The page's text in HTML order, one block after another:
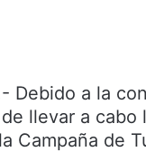
Debido a la
llevar a
Campaña de